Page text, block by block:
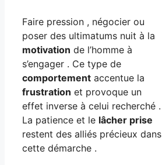
Faire pression , négocier ou
poser des ultimatums nuit à la
motivation de l’homme à
s’engager . Ce type de
comportement accentue la
frustration et provoque un
effet inverse à celui recherché .
La patience et le lâcher prise
restent des alliés précieux dans
cette démarche .